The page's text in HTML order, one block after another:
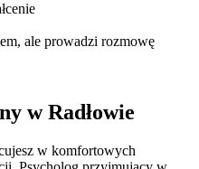
ale prowadzi rozmowę
w Radłowie
w komfortowych